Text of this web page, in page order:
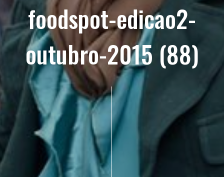
foodspot-edicao2-
outubro-2015 (88)